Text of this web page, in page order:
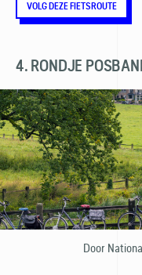
VOLG DEZE FIETSROUTE
4. RONDJE
Door